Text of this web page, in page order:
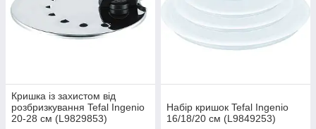
Кришка із захистом від
розбризкування Tefal Ingenio
20-28 см (L9829853)
Набір кришок Tefal Ingenio
16/18/20 см (L9849253)